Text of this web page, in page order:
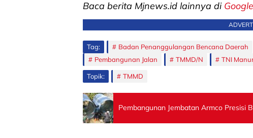
Baca berita Mjnews.id lainnya di
Tag: Badan Penanggulangan Bencana Daerah
Pembangunan Jalan
TMMD/N TNI
Topik: TMMD
Pembangunan Jembatan Armco Presisi